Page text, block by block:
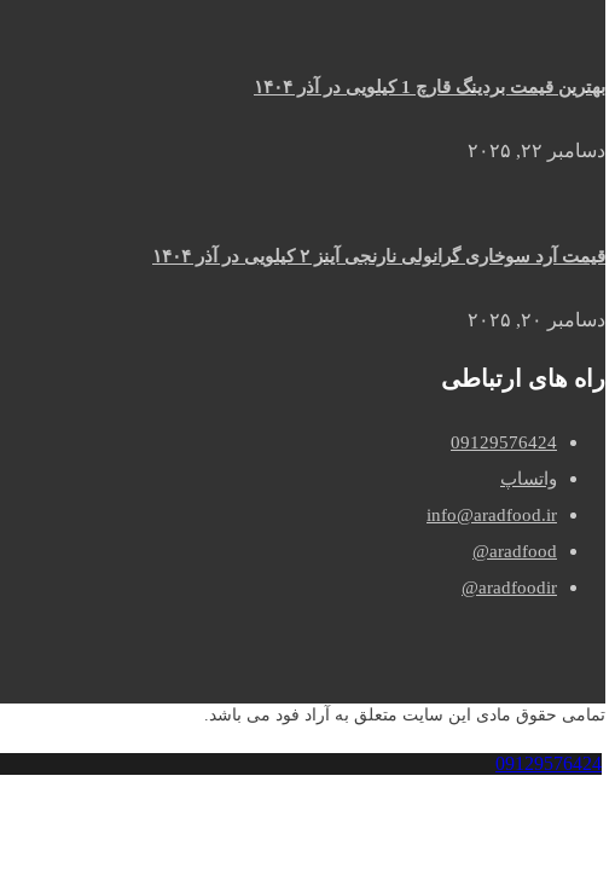
بهترین قیمت بردینگ قارچ 1 کیلویی در آذر ۱۴۰۴
دسامبر ۲۲, ۲۰۲۵
قیمت آرد سوخاری گرانولی نارنجی آینز ۲ کیلویی در آذر ۱۴۰۴
دسامبر ۲۰, ۲۰۲۵
راه های ارتباطی
09129576424
واتساپ
info@aradfood.ir
aradfood@
aradfoodir@
تمامی حقوق مادی این سایت متعلق به آراد فود می باشد.
09129576424